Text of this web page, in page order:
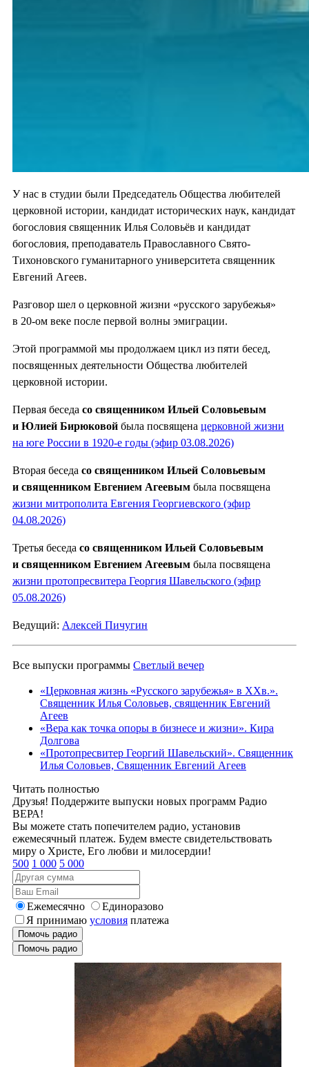
У нас в студии были Председатель Общества любителей
церковной истории, кандидат исторических наук, кандидат
богословия священник Илья Соловьёв и кандидат
богословия, преподаватель Православного Свято-
Тихоновского гуманитарного университета священник
Евгений Агеев.
Разговор шел о церковной жизни «русского зарубежья»
в 20-ом веке после первой волны эмиграции.
Этой программой мы продолжаем цикл из пяти бесед,
посвященных деятельности Общества любителей
церковной истории.
Первая беседа со священником Ильей Соловьевым
и Юлией Бирюковой была посвящена церковной жизни
на юге России в 1920-е годы (эфир 03.08.2026)
Вторая беседа со священником Ильей Соловьевым
и священником Евгением Агеевым была посвящена
жизни митрополита Евгения Георгиевского (эфир
04.08.2026)
Третья беседа со священником Ильей Соловьевым
и священником Евгением Агеевым была посвящена
жизни протопресвитера Георгия Шавельского (эфир
05.08.2026)
Ведущий: Алексей Пичугин
Все выпуски программы Светлый вечер
«Церковная жизнь «Русского зарубежья» в ХХв.».
Священник Илья Соловьев, священник Евгений
Агеев
«Вера как точка опоры в бизнесе и жизни». Кира
Долгова
«Протопресвитер Георгий Шавельский». Священник
Илья Соловьев, Священник Евгений Агеев
Читать полностью
Друзья! Поддержите выпуски новых программ Радио
ВЕРА!
Вы можете стать попечителем радио, установив
ежемесячный платеж. Будем вместе свидетельствовать
миру о Христе, Его любви и милосердии!
500 1 000 5 000
Ежемесячно
Единоразово
Я принимаю условия платежа
Помочь радио
Помочь радио